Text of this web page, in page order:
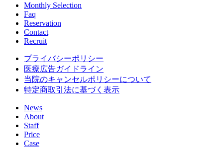
Monthly Selection
Faq
Reservation
Contact
Recruit
プライバシーポリシー
医療広告ガイドライン
当院のキャンセルポリシーについて
特定商取引法に基づく表示
News
About
Staff
Price
Case